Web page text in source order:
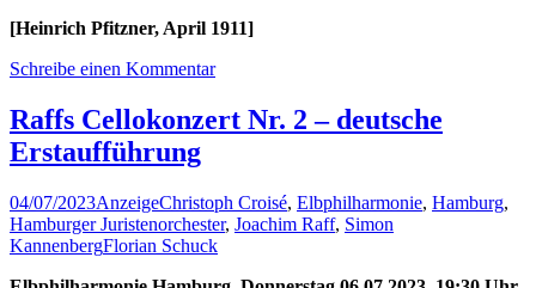
[Heinrich Pfitzner, April 1911]
Schreibe einen Kommentar
Raffs Cellokonzert Nr. 2 – deutsche
Erstaufführung
04/07/2023AnzeigeChristoph Croisé, Elbphilharmonie, Hamburg,
Hamburger Juristenorchester, Joachim Raff, Simon
KannenbergFlorian Schuck